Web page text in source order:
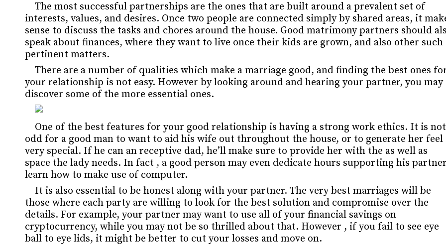
The most successful partnerships are the ones that are built around a prevalent set of
interests, values, and desires. Once two people are connected simply by shared areas, it
sense to discuss the tasks and chores around the house. Good matrimony partners should
speak about finances, where they want to live once their kids are grown, and also other such
pertinent matters.
There are a number of qualities which make a marriage good, and finding the best ones
your relationship is not easy. However by looking around and hearing your partner, you may
discover some of the more essential ones.
One of the best features for your good relationship is having a strong work ethics. It is not
odd for a good man to want to aid his wife out throughout the house, or to generate her feel
very special. If he can an receptive dad, he’ll make sure to provide her with the as well as
space the lady needs. In fact , a good person may even dedicate hours supporting his partner
learn how to make use of computer.
It is also essential to be honest along with your partner. The very best marriages will be
those where each party are willing to look for the best solution and compromise over the
details. For example, your partner may want to use all of your financial savings on
cryptocurrency, while you may not be so thrilled about that. However , if you fail to see eye
ball to eye lids, it might be better to cut your losses and move on.